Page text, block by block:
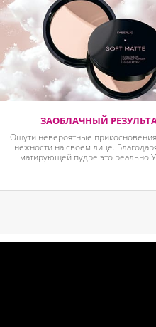
ЗАОБЛАЧНЫЙ
Ощути невероятные
нежности на своём лице.
матирующей пудре это